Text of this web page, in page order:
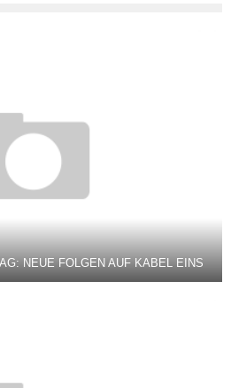
NEUE FOLGEN AUF KABEL EINS